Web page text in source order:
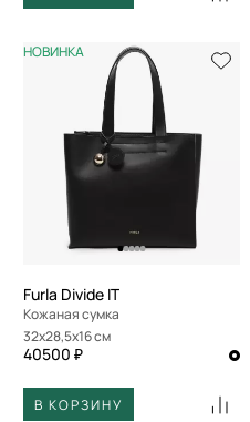
НОВИНКА
Furla Divide IT
Кожаная сумка
32x28,5x16 см
40500 ₽
В КОРЗИНУ